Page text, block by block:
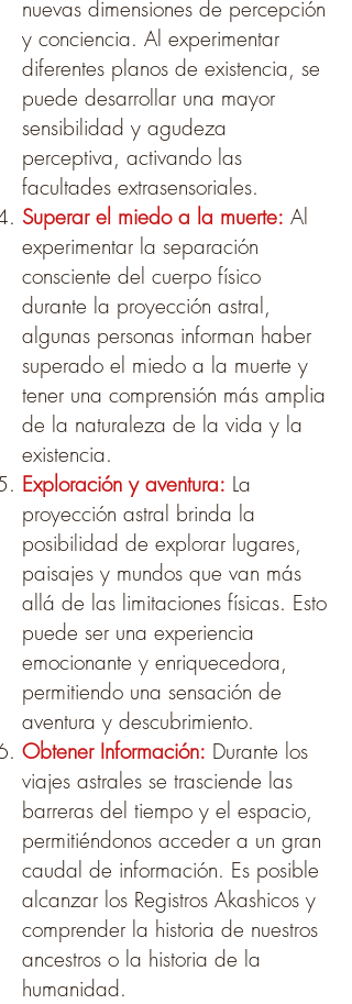
nuevas dimensiones de percepción
y conciencia. Al experimentar
diferentes planos de existencia, se
puede desarrollar una mayor
sensibilidad y agudeza
perceptiva, activando las
facultades extrasensoriales.
Superar el miedo a la muerte: Al
experimentar la separación
consciente del cuerpo físico
durante la proyección astral,
algunas personas informan haber
superado el miedo a la muerte y
tener una comprensión más amplia
de la naturaleza de la vida y la
existencia.
Exploración y aventura: La
proyección astral brinda la
posibilidad de explorar lugares,
paisajes y mundos que van más
allá de las limitaciones físicas. Esto
puede ser una experiencia
emocionante y enriquecedora,
permitiendo una sensación de
aventura y descubrimiento.
Obtener Información: Durante los
viajes astrales se trasciende las
barreras del tiempo y el espacio,
permitiéndonos acceder a un gran
caudal de información. Es posible
alcanzar los Registros Akashicos y
comprender la historia de nuestros
ancestros o la historia de la
humanidad.